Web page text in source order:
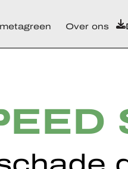
metagreen Over ons